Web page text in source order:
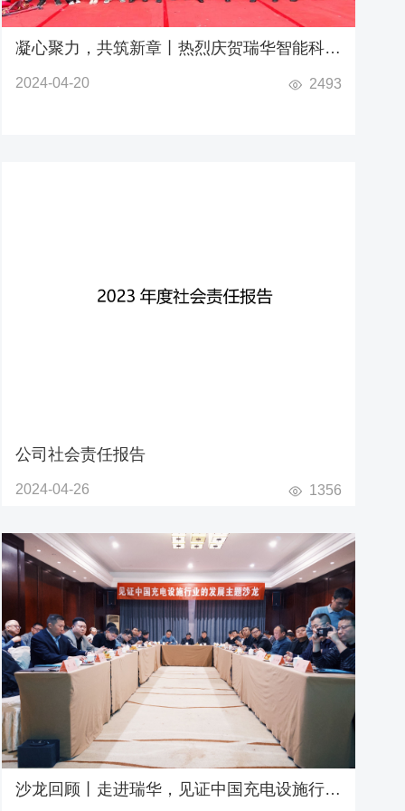
凝心聚力，共筑新章丨热烈庆贺瑞华智能科技
2024-04-20 2493
公司社会责任报告
2024-04-26 1356
沙龙回顾丨走进瑞华，见证中国充电设施行业